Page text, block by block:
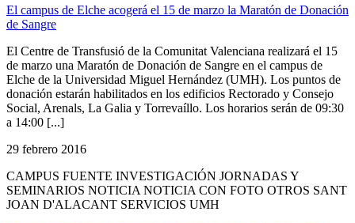
El campus de Elche acogerá el 15 de marzo la Maratón de Donación
de Sangre
El Centre de Transfusió de la Comunitat Valenciana realizará el 15
de marzo una Maratón de Donación de Sangre en el campus de
Elche de la Universidad Miguel Hernández (UMH). Los puntos de
donación estarán habilitados en los edificios Rectorado y Consejo
Social, Arenals, La Galia y Torrevaíllo. Los horarios serán de 09:30
a 14:00 [...]
29 febrero 2016
CAMPUS FUENTE INVESTIGACIÓN JORNADAS Y
SEMINARIOS NOTICIA NOTICIA CON FOTO OTROS SANT
JOAN D'ALACANT SERVICIOS UMH